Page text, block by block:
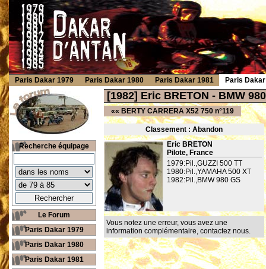
[1982] Eric BRETON - BMW
«« BERTY CARRERA X52 750 n°119
Classement : Abandon
Eric BRETON
Pilote, France
1979:Pil.,GUZZI 500 TT
1980:Pil.,YAMAHA 500 XT
1982:Pil.,BMW 980 GS
Vous notez une erreur, vous avez une
information complémentaire, contactez nous.
Recherche équipage
Le Forum
Paris Dakar 1979
Paris Dakar 1980
Paris Dakar 1981
Paris Dakar 1979 Paris Dakar 1980 Paris Dakar 1981 Paris